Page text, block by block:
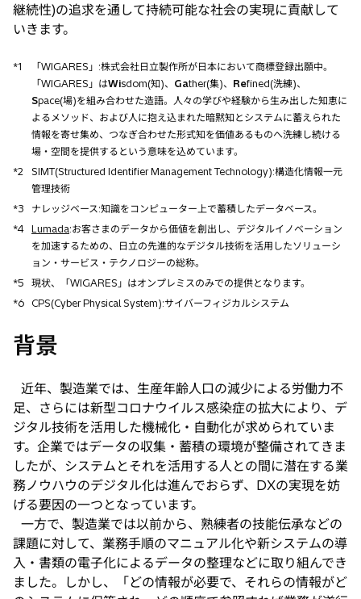
継続性)の追求を通して持続可能な社会の実現に貢献して
いきます。
*1
「WIGARES」:株式会社日立製作所が日本において商標登録出願中。
「WIGARES」はWisdom(知)、 Gather(集)、 Refined(洗練)、
Space(場)を組み合わせた造語。人々の学びや経験から生み出した知恵に
よるメソッド、および人に抱え込まれた暗黙知とシステムに蓄えられた
情報を寄せ集め、つなぎ合わせた形式知を価値あるものへ洗練し続ける
場・空間を提供するという意味を込めています。
*2
SIMT(Structured Identifier Management Technology):構造化情報一元
管理技術
*3
ナレッジベース:知識をコンピューター上で蓄積したデータベース。
*4 Lumada:お客さまのデータから価値を創出し、デジタルイノベーション
を加速するための、日立の先進的なデジタル技術を活用したソリューシ
ョン・サービス・テクノロジーの総称。
*5
現状、「WIGARES」はオンプレミスのみでの提供となります。
*6 CPS(Cyber Physical System):サイバーフィジカルシステム
背景
近年、製造業では、生産年齢人口の減少による労働力不
足、さらには新型コロナウイルス感染症の拡大により、デ
ジタル技術を活用した機械化・自動化が求められていま
す。企業ではデータの収集・蓄積の環境が整備されてきま
したが、システムとそれを活用する人との間に潜在する業
務ノウハウのデジタル化は進んでおらず、DXの実現を妨
げる要因の一つとなっています。
一方で、製造業では以前から、熟練者の技能伝承などの
課題に対して、業務手順のマニュアル化や新システムの導
入・書類の電子化によるデータの整理などに取り組んでき
ました。しかし、「どの情報が必要で、それらの情報がど